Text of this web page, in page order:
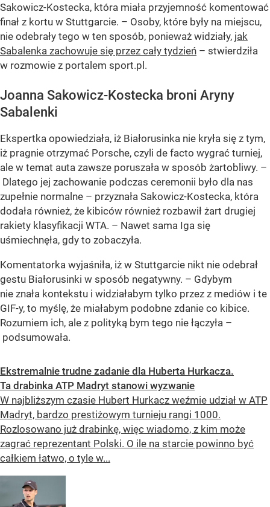
Sakowicz-Kostecka, która miała przyjemność komentować
finał z kortu w Stuttgarcie. – Osoby, które były na miejscu,
nie odebrały tego w ten sposób, ponieważ widziały, jak
Sabalenka zachowuje się przez cały tydzień – stwierdziła
w rozmowie z portalem sport.pl.
Joanna Sakowicz-Kostecka broni Aryny
Sabalenki
Ekspertka opowiedziała, iż Białorusinka nie kryła się z tym,
iż pragnie otrzymać Porsche, czyli de facto wygrać turniej,
ale w temat auta zawsze poruszała w sposób żartobliwy. –
Dlatego jej zachowanie podczas ceremonii było dla nas
zupełnie normalne – przyznała Sakowicz-Kostecka, która
dodała również, że kibiców również rozbawił żart drugiej
rakiety klasyfikacji WTA. – Nawet sama Iga się
uśmiechnęła, gdy to zobaczyła.
Komentatorka wyjaśniła, iż w Stuttgarcie nikt nie odebrał
gestu Białorusinki w sposób negatywny. – Gdybym
nie znała kontekstu i widziałabym tylko przez z mediów i te
GIF-y, to myślę, że miałabym podobne zdanie co kibice.
Rozumiem ich, ale z polityką bym tego nie łączyła –
podsumowała.
Ekstremalnie trudne zadanie dla Huberta Hurkacza.
Ta drabinka ATP Madryt stanowi wyzwanie
W najbliższym czasie Hubert Hurkacz weźmie udział w ATP
Madryt, bardzo prestiżowym turnieju rangi 1000.
Rozlosowano już drabinkę, więc wiadomo, z kim może
zagrać reprezentant Polski. O ile na starcie powinno być
całkiem łatwo, o tyle w...